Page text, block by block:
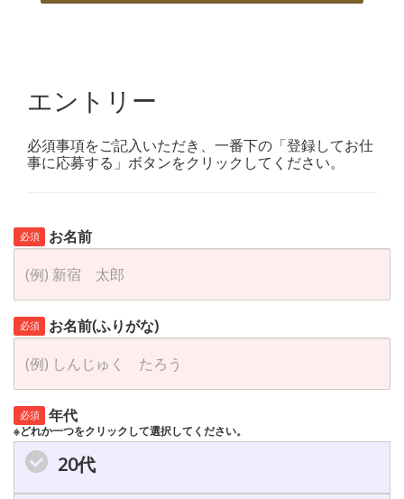
エントリー
必須事項をご記入いただき、一番下の「登録してお仕
事に応募する」ボタンをクリックしてください。
必須 お名前
必須 お名前(ふりがな)
必須 年代
※どれか一つをクリックして選択してください。
20代